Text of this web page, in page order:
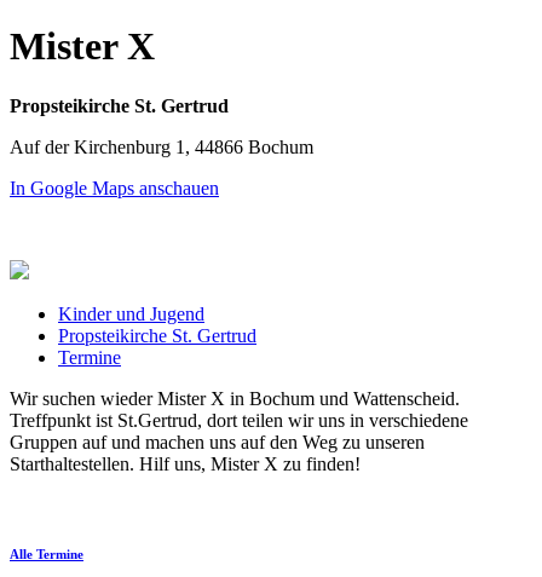
Mister X
Propsteikirche St. Gertrud
Auf der Kirchenburg 1, 44866 Bochum
In Google Maps anschauen
Kinder und Jugend
Propsteikirche St. Gertrud
Termine
Wir suchen wieder Mister X in Bochum und Wattenscheid.
Treffpunkt ist St.Gertrud, dort teilen wir uns in verschiedene
Gruppen auf und machen uns auf den Weg zu unseren
Starthaltestellen. Hilf uns, Mister X zu finden!
Alle Termine